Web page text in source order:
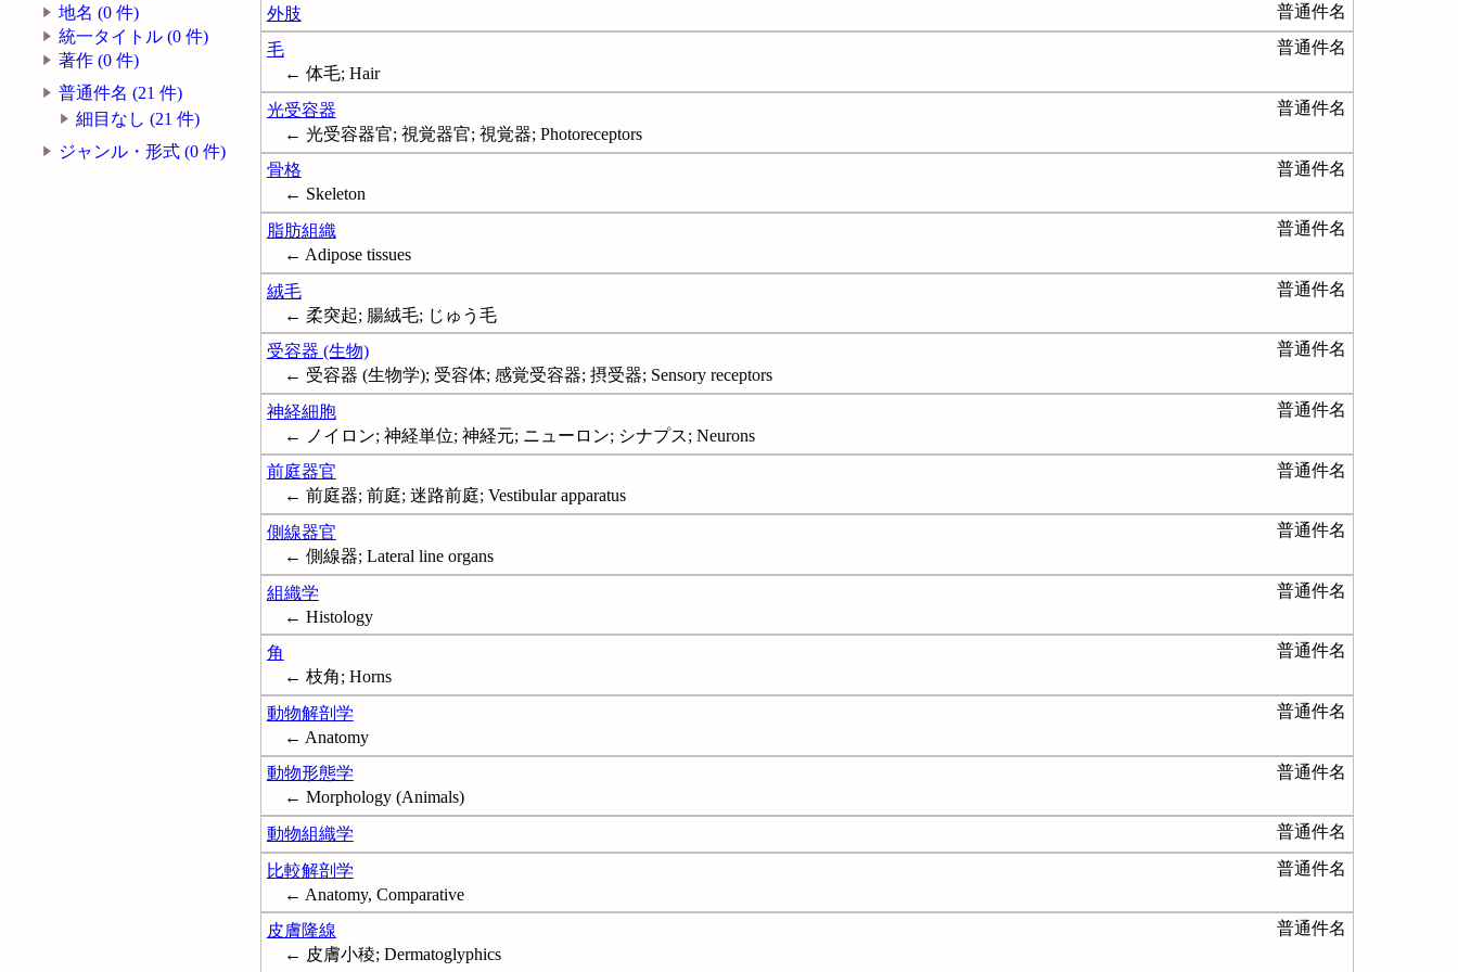
地名 (0 件)
統一タイトル (0 件)
著作 (0 件)
普通件名 (21 件)
細目なし (21 件)
ジャンル・形式 (0 件)
外肢
普通件名
毛
普通件名
← 体毛; Hair
光受容器
普通件名
← 光受容器官; 視覚器官; 視覚器; Photoreceptors
骨格
普通件名
← Skeleton
脂肪組織
普通件名
← Adipose tissues
絨毛
普通件名
← 柔突起; 腸絨毛; じゅう毛
受容器 (生物)
普通件名
← 受容器 (生物学); 受容体; 感覚受容器; 摂受器; Sensory receptors
神経細胞
普通件名
← ノイロン; 神経単位; 神経元; ニューロン; シナプス; Neurons
前庭器官
普通件名
← 前庭器; 前庭; 迷路前庭; Vestibular apparatus
側線器官
普通件名
← 側線器; Lateral line organs
組織学
普通件名
← Histology
角
普通件名
← 枝角; Horns
動物解剖学
普通件名
← Anatomy
動物形態学
普通件名
← Morphology (Animals)
動物組織学
普通件名
比較解剖学
普通件名
← Anatomy, Comparative
皮膚隆線
普通件名
← 皮膚小稜; Dermatoglyphics